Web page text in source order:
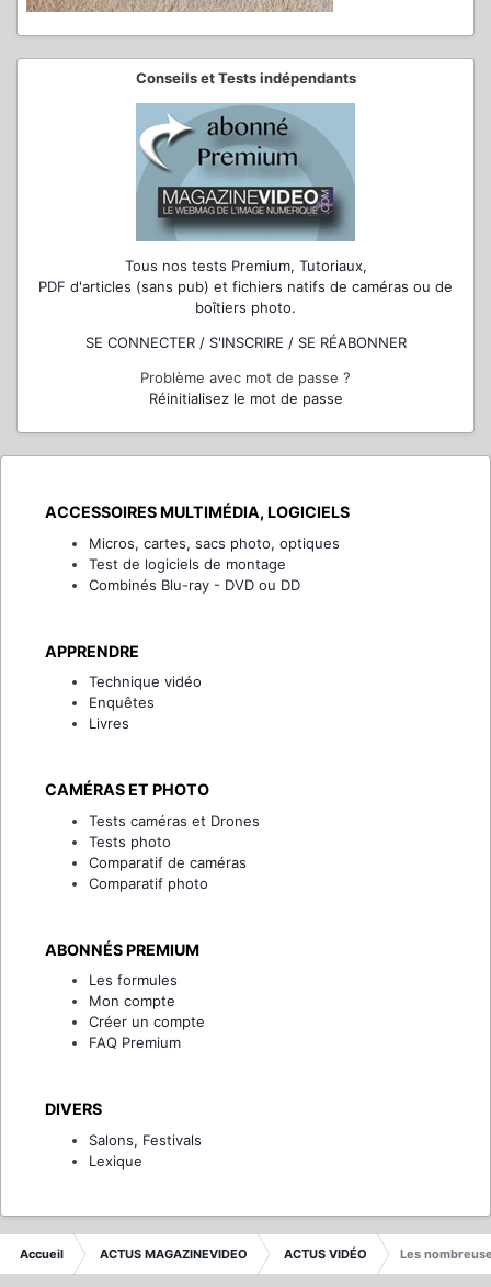
Conseils et Tests indépendants
Tous nos tests Premium, Tutoriaux,
PDF d'articles (sans pub) et fichiers natifs de caméras ou de
boîtiers photo.
SE CONNECTER / S'INSCRIRE / SE RÉABONNER
Problème avec mot de passe ?
Réinitialisez le mot de passe
ACCESSOIRES MULTIMÉDIA, LOGICIELS
Micros, cartes, sacs photo, optiques
Test de logiciels de montage
Combinés Blu-ray - DVD ou DD
APPRENDRE
Technique vidéo
Enquêtes
Livres
CAMÉRAS ET PHOTO
Tests caméras et Drones
Tests photo
Comparatif de caméras
Comparatif photo
ABONNÉS PREMIUM
Les formules
Mon compte
Créer un compte
FAQ Premium
DIVERS
Salons, Festivals
Lexique
Accueil ACTUS MAGAZINEVIDEO ACTUS VIDÉO Les